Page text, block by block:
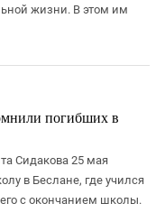
жизни. В этом им
погибших в
Сидакова 25 мая
в Беслане, где учился
с окончанием школы.